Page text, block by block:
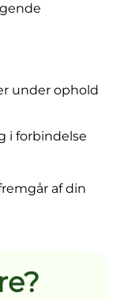
under ophold
i forbindelse
af din